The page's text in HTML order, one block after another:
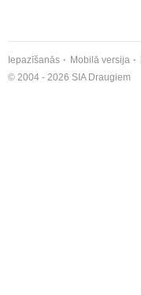
Iepazīšanās Mobilā versija
© 2004 - 2026 SIA Draugiem